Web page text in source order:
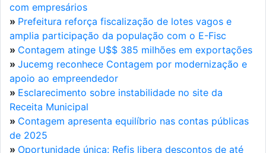
com empresários
» Prefeitura reforça fiscalização de lotes vagos e
amplia participação da população com o E-Fisc
» Contagem atinge U$$ 385 milhões em exportações
» Jucemg reconhece Contagem por modernização e
apoio ao empreendedor
» Esclarecimento sobre instabilidade no site da
Receita Municipal
» Contagem apresenta equilíbrio nas contas públicas
de 2025
» Oportunidade única: Refis libera descontos de até